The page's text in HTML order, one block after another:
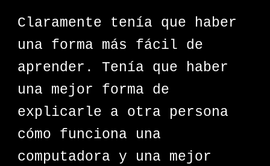
Claramente tenía que haber
una forma más fácil de
aprender. Tenía que haber
una mejor forma de
explicarle a otra persona
cómo funciona una
computadora y una mejor